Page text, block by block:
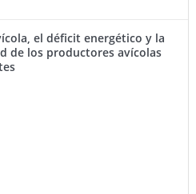
el déficit energético y la
de los productores avícolas